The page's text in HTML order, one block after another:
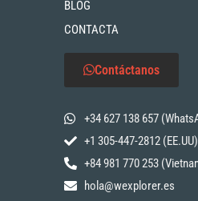
BLOG
CONTACTA
Contáctanos
+34 627 138 657
+1 305-447-2812 (EE.UU)
+84 981 770 253
hola@wexplorer.es